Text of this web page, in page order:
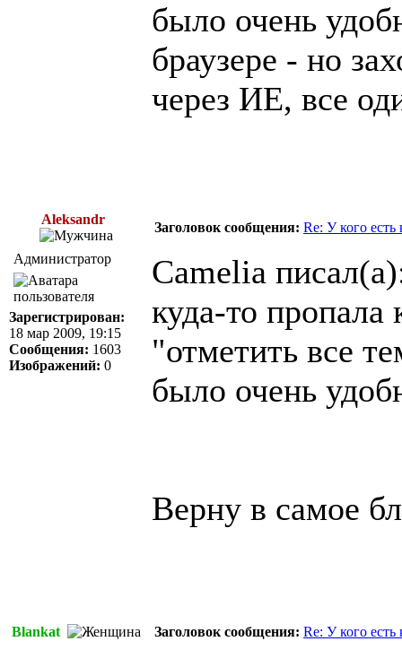
было очень
браузере - но
через ИЕ, все
Aleksandr
Заголовок сообщения: Re: У кого
Администратор
Зарегистрирован:
18 мар 2009, 19:15
Сообщения: 1603
Изображений: 0
Camelia
куда-то
"отметить все
было очень
Верну в самое
Blankat Заголовок сообщения: Re: У кого